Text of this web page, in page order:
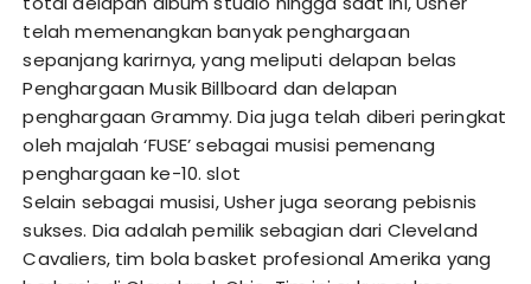
telah memenangkan banyak penghargaan
sepanjang karirnya, yang meliputi delapan belas
Penghargaan Musik Billboard dan delapan
penghargaan Grammy. Dia juga telah diberi peringkat
oleh majalah ‘FUSE’ sebagai musisi pemenang
penghargaan ke-10.slot
Selain sebagai musisi, Usher juga seorang pebisnis
sukses. Dia adalah pemilik sebagian dari Cleveland
Cavaliers, tim bola basket profesional Amerika yang